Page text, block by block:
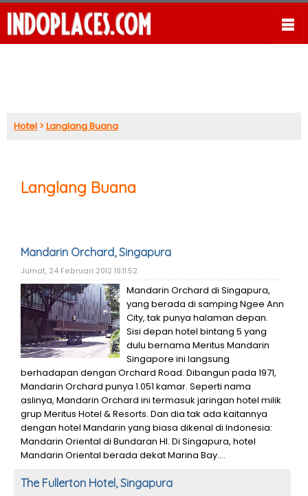
Hotel >Langlang Buana
Langlang Buana
Mandarin Orchard, Singapura
Jumat, 24 Februari 2012 19:11:52
Mandarin Orchard di Singapura,
yang berada di samping Ngee Ann
City, tak punya halaman depan.
Sisi depan hotel bintang 5 yang
dulu bernama Meritus Mandarin
Singapore ini langsung
berhadapan dengan Orchard Road. Dibangun pada 1971,
Mandarin Orchard punya 1.051 kamar. Seperti nama
aslinya, Mandarin Orchard ini termasuk jaringan hotel milik
grup Meritus Hotel & Resorts. Dan dia tak ada kaitannya
dengan hotel Mandarin yang biasa dikenal di Indonesia:
Mandarin Oriental di Bundaran HI. Di Singapura, hotel
Mandarin Oriental berada dekat Marina Bay....
The Fullerton Hotel, Singapura